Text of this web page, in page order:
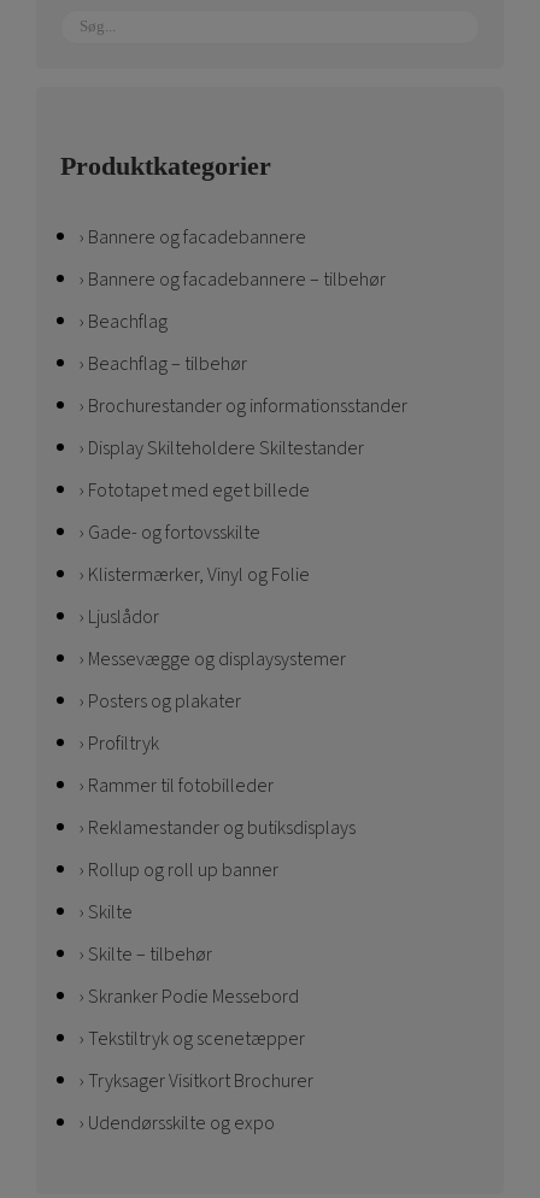
Produktkategorier
Bannere og facadebannere
Bannere og facadebannere – tilbehør
Beachflag
Beachflag – tilbehør
Brochurestander og informationsstander
Display Skilteholdere Skiltestander
Fototapet med eget billede
Gade- og fortovsskilte
Klistermærker, Vinyl og Folie
Ljuslådor
Messevægge og displaysystemer
Posters og plakater
Profiltryk
Rammer til fotobilleder
Reklamestander og butiksdisplays
Rollup og roll up banner
Skilte
Skilte – tilbehør
Skranker Podie Messebord
Tekstiltryk og scenetæpper
Tryksager Visitkort Brochurer
Udendørsskilte og expo